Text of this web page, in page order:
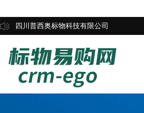
四川普西奥标物科技有限公司